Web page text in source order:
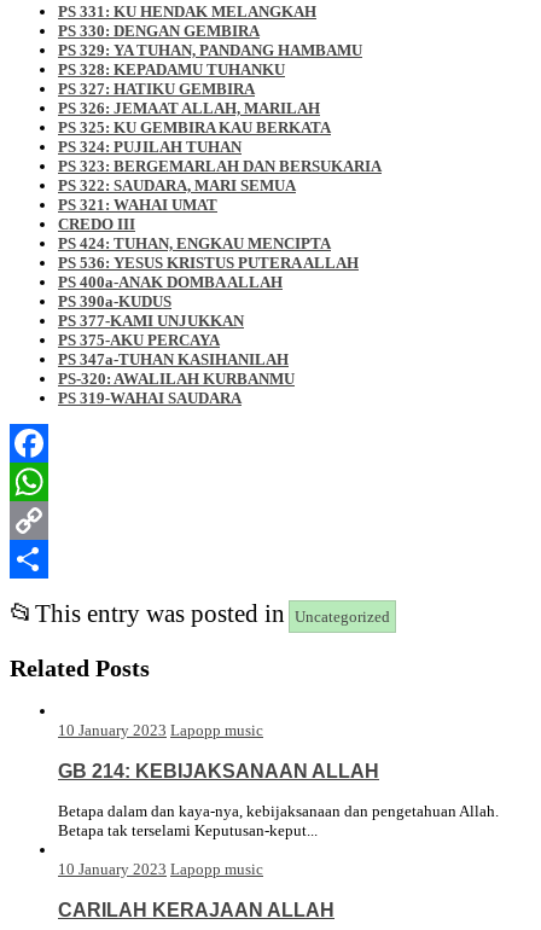
PS 331: KU HENDAK MELANGKAH
PS 330: DENGAN GEMBIRA
PS 329: YA TUHAN, PANDANG HAMBAMU
PS 328: KEPADAMU TUHANKU
PS 327: HATIKU GEMBIRA
PS 326: JEMAAT ALLAH, MARILAH
PS 325: KU GEMBIRA KAU BERKATA
PS 324: PUJILAH TUHAN
PS 323: BERGEMARLAH DAN BERSUKARIA
PS 322: SAUDARA, MARI SEMUA
PS 321: WAHAI UMAT
CREDO III
PS 424: TUHAN, ENGKAU MENCIPTA
PS 536: YESUS KRISTUS PUTERA ALLAH
PS 400a-ANAK DOMBA ALLAH
PS 390a-KUDUS
PS 377-KAMI UNJUKKAN
PS 375-AKU PERCAYA
PS 347a-TUHAN KASIHANILAH
PS-320: AWALILAH KURBANMU
PS 319-WAHAI SAUDARA
Facebook
WhatsApp
Copy
📂 This entry was posted in Uncategorized
Related Posts
10 January 2023 Lapopp music
GB 214: KEBIJAKSANAAN ALLAH
Betapa dalam dan kaya-nya, kebijaksanaan dan pengetahuan Allah.
Betapa tak terselami Keputusan-keput...
10 January 2023 Lapopp music
CARILAH KERAJAAN ALLAH